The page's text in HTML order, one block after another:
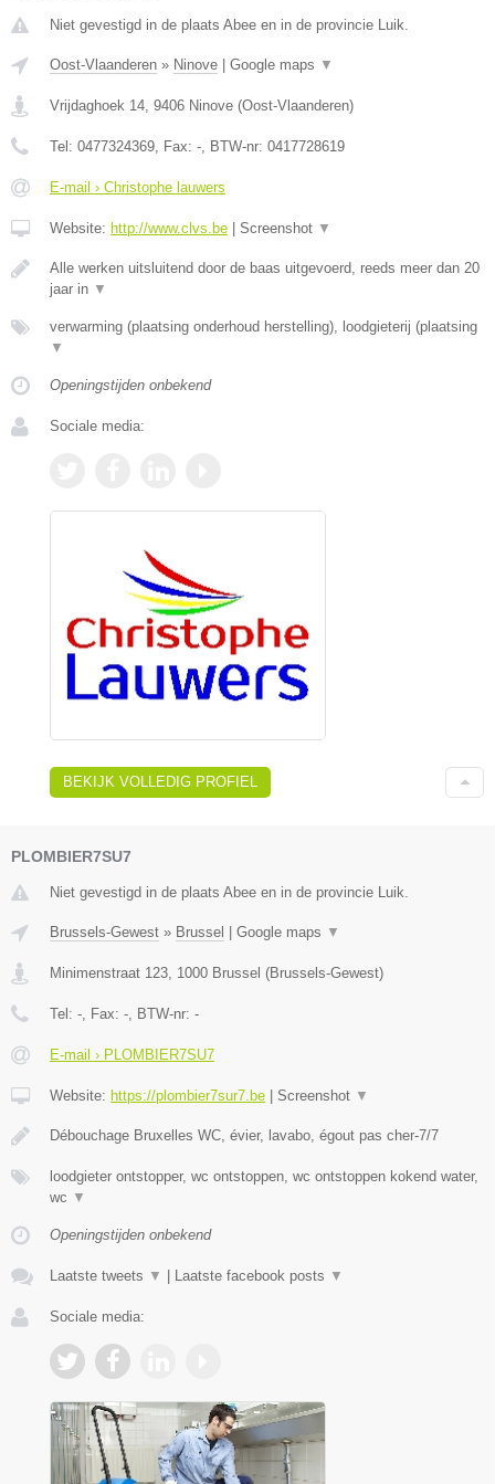
Niet gevestigd in de plaats Abee en in de provincie Luik.
Oost-Vlaanderen » Ninove Google maps ▼
Vrijdaghoek 14, 9406 Ninove (Oost-Vlaanderen)
Tel: 0477324369, Fax: -, BTW-nr: 0417728619
E-mail › Christophe lauwers
Website: http://www.clvs.be Screenshot ▼
Alle werken uitsluitend door de baas uitgevoerd, reeds meer dan 20
jaar in ▼
verwarming (plaatsing onderhoud herstelling), loodgieterij (plaatsing
▼
Openingstijden onbekend
Sociale media:
BEKIJK VOLLEDIG PROFIEL
PLOMBIER7SU7
Niet gevestigd in de plaats Abee en in de provincie Luik.
Brussels-Gewest » Brussel Google maps ▼
Minimenstraat 123 1000 Brussel (Brussels-Gewest)
Tel: - , Fax: - , BTW-nr: -
E-mail › PLOMBIER7SU7
Website: https://plombier7sur7.be Screenshot ▼
Débouchage Bruxelles WC, évier, lavabo, égout pas cher-7/7
loodgieter ontstopper, wc ontstoppen, wc ontstoppen kokend water,
wc ▼
Openingstijden onbekend
Laatste tweets ▼ Laatste facebook posts ▼
Sociale media: